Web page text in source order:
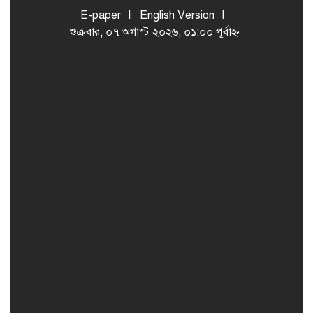
E-paper
English Version
শুক্রবার, ০৭ অগাস্ট ২০২৬, ০১:০০ পূর্বাহ্ন